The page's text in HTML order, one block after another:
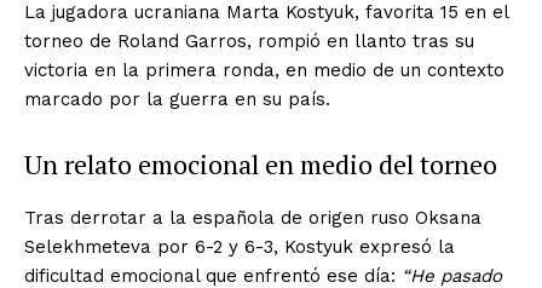
La jugadora ucraniana Marta Kostyuk, favorita 15 en el
torneo de Roland Garros, rompió en llanto tras su
victoria en la primera ronda, en medio de un contexto
marcado por la guerra en su país.
Un relato emocional en medio del torneo
Tras derrotar a la española de origen ruso Oksana
Selekhmeteva por 6-2 y 6-3, Kostyuk expresó la
dificultad emocional que enfrentó ese día: “He pasado